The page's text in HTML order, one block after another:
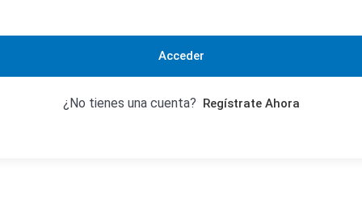
Acceder
¿No tienes una cuenta? Regístrate Ahora